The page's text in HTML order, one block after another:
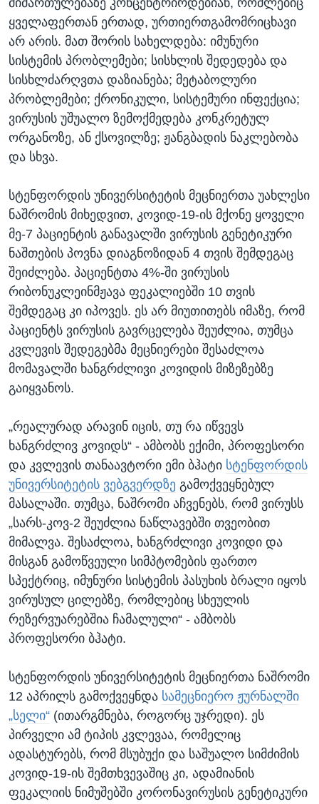
მიმართულებაზე კონცენტრირდებიან, რომლებიც
ყველაფერთან ერთად, ურთიერთგამომრიცხავი
არ არის. მათ შორის სახელდება: იმუნური
სისტემის პრობლემები; სისხლის შედედება და
სისხლძარღვთა დაზიანება; მეტაბოლური
პრობლემები; ქრონიკული, სისტემური ინფექცია;
ვირუსის უშუალო ზემოქმედება კონკრეტულ
ორგანოზე, ან ქსოვილზე; ჟანგბადის ნაკლებობა
და სხვა.
სტენფორდის უნივერსიტეტის მეცნიერთა უახლესი
ნაშრომის მიხედვით, კოვიდ-19-ის მქონე ყოველი
მე-7 პაციენტის განავალში ვირუსის გენეტიკური
ნაშთების პოვნა დიაგნოზიდან 4 თვის შემდეგაც
შეიძლება. პაციენტთა 4%-ში ვირუსის
რიბონუკლეინმჟავა ფეკალიებში 10 თვის
შემდეგაც კი იპოვეს. ეს არ მიუთითებს იმაზე, რომ
პაციენტს ვირუსის გავრცელება შეუძლია, თუმცა
კვლევის შედეგებმა მეცნიერები შესაძლოა
მომავალში ხანგრძლივი კოვიდის მიზეზებზე
გაიყვანოს.
„რეალურად არავინ იცის, თუ რა იწვევს
ხანგრძლივ კოვიდს“ - ამბობს ექიმი, პროფესორი
და კვლევის თანაავტორი ემი ბჰატი სტენფორდის
უნივერსიტეტის ვებგვერდზე გამოქვეყნებულ
მასალაში. თუმცა, ნაშრომი აჩვენებს, რომ ვირუსს
„სარს-კოვ-2 შეუძლია ნაწლავებში თვეობით
მიმალვა. შესაძლოა, ხანგრძლივი კოვიდი და
მისგან გამოწვეული სიმპტომების ფართო
სპექტრიც, იმუნური სისტემის პასუხის ბრალი იყოს
ვირუსულ ცილებზე, რომლებიც სხეულის
რეზერვუარებშია ჩამალული“ - ამბობს
პროფესორი ბჰატი.
სტენფორდის უნივერსიტეტის მეცნიერთა ნაშრომი
12 აპრილს გამოქვეყნდა სამეცნიერო ჟურნალში
„სელი“ (ითარგმნება, როგორც უჯრედი). ეს
პირველი ამ ტიპის კვლევაა, რომელიც
ადასტურებს, რომ მსუბუქი და საშუალო სიმძიმის
კოვიდ-19-ის შემთხვევაშიც კი, ადამიანის
ფეკალიის ნიმუშებში კორონავირუსის გენეტიკური